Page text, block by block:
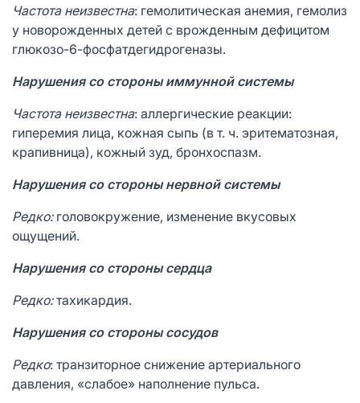
Частота неизвестна: гемолитическая анемия, гемолиз
у новорожденных детей с врожденным дефицитом
глюкозо-6-фосфатдегидрогеназы.
Нарушения со стороны иммунной системы
Частота неизвестна: аллергические реакции:
гиперемия лица, кожная сыпь (в т. ч. эритематозная,
крапивница), кожный зуд, бронхоспазм.
Нарушения со стороны нервной системы
Редко: головокружение, изменение вкусовых
ощущений.
Нарушения со стороны сердца
Редко:тахикардия.
Нарушения со стороны сосудов
Редко: транзиторное снижение артериального
давления, «слабое» наполнение пульса.